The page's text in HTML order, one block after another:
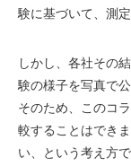
験に基づいて、測
しかし、各社その
験の様子を写真で
そのため、このコ
較することはでき
い、という考え方